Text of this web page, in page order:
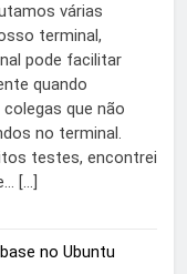
várias
terminal,
pode facilitar
quando
que não
no terminal.
testes, encontrei
[…]
no Ubuntu